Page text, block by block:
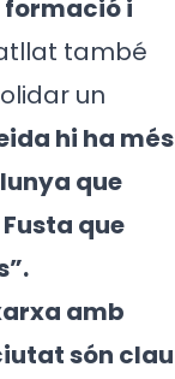
formació i
també
un
hi ha més
que
que
amb
són clau